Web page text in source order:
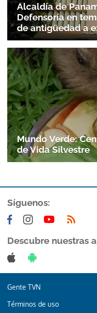
Alcaldía de
Defensoría en
de antigüedad a
Mundo Verde:
de Vida Silvestre
Síguenos:
Descubre nuestras
Gente TVN
Términos de uso